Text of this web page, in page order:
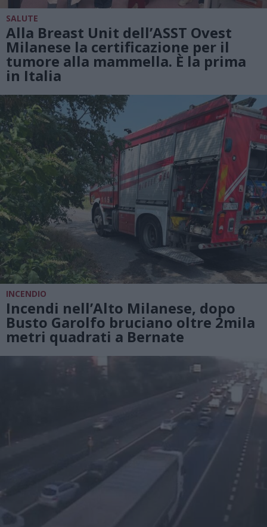
SALUTE
Alla Breast Unit dell’ASST Ovest
Milanese la certificazione per il
tumore alla mammella. È la prima
in Italia
INCENDIO
Incendi nell’Alto Milanese, dopo
Busto Garolfo bruciano oltre 2mila
metri quadrati a Bernate